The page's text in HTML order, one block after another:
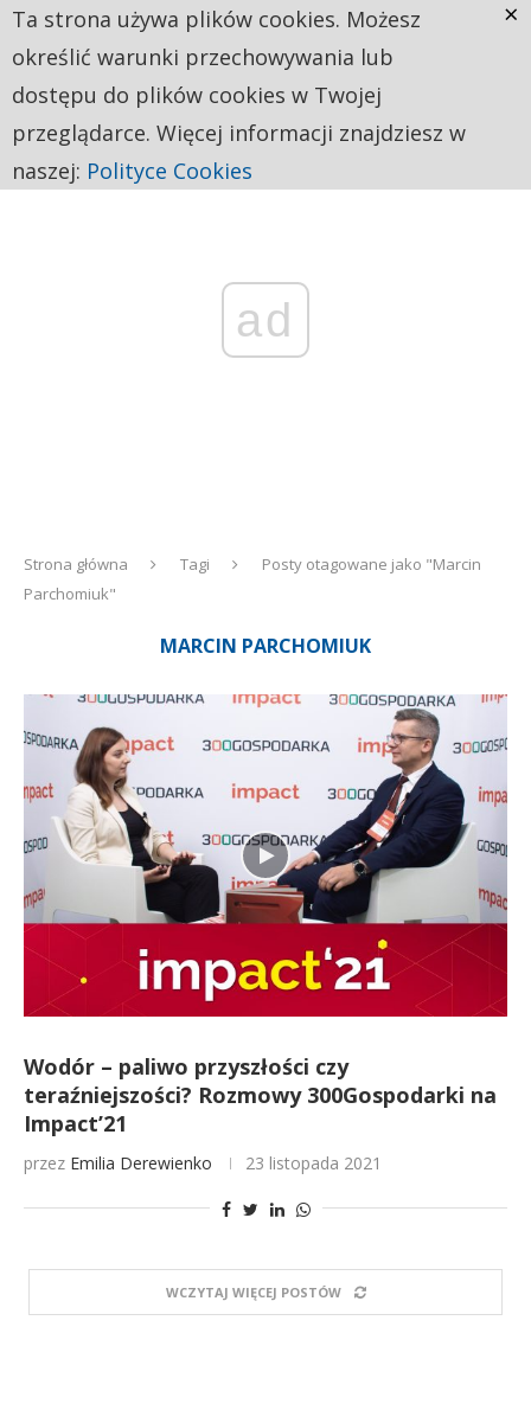
ad
Strona główna Tagi
Posty otagowane jako "Marcin
Parchomiuk"
MARCIN PARCHOMIUK
Wodór – paliwo przyszłości czy
teraźniejszości? Rozmowy 300Gospodarki na
Impact’21
przez Emilia Derewienko 23 listopada 2021
WCZYTAJ WIĘCEJ POSTÓW
Ta strona używa plików cookies. Możesz
określić warunki przechowywania lub
dostępu do plików cookies w Twojej
przeglądarce. Więcej informacji znajdziesz w
naszej: Polityce Cookies
×